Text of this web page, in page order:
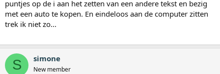
puntjes op de i aan het zetten van een andere tekst en bezig
met een auto te kopen. En eindeloos aan de computer zitten
trek ik niet zo...
S simone
New member